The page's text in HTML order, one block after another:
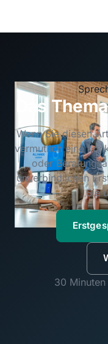
Das
Wenn Sie diesen
vermutlich eine
oder
unverbindlichen
Sie
30 Minuten